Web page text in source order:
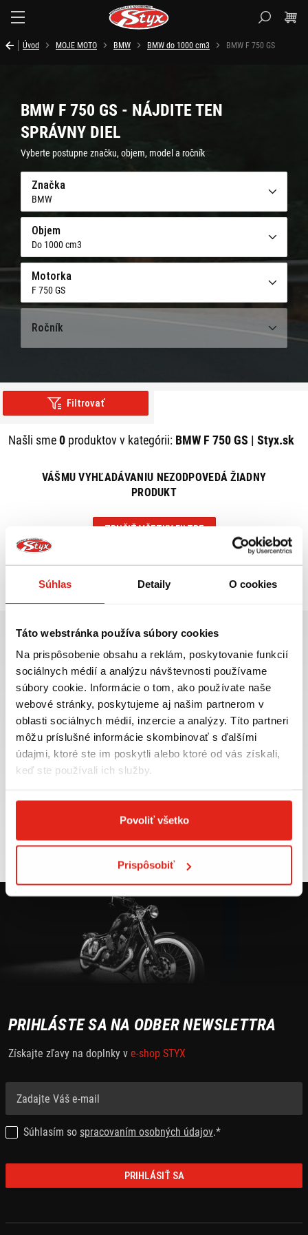
Súhlas Detaily O cookies
Táto webstránka používa súbory cookies
Na prispôsobenie obsahu a reklám, poskytovanie funkcií
sociálnych médií a analýzu návštevnosti používame
súbory cookie. Informácie o tom, ako používate naše
webové stránky, poskytujeme aj našim partnerom v
oblasti sociálnych médií, inzercie a analýzy. Títo partneri
môžu príslušné informácie skombinovať s ďalšími
údajmi, ktoré ste im poskytli alebo ktoré od vás získali,
keď ste používali ich služby.
Povoliť všetko
Prispôsobiť
Úvod MOJE MOTO BMW BMW do 1000 cm3 BMW F 750 GS
BMW F 750 GS - NÁJDITE TEN
SPRÁVNY DIEL
Vyberte postupne značku, objem, model a ročník
Značka
BMW
Objem
Do 1000 cm3
Motorka
F 750 GS
Ročník
Filtrovať
Našli sme0 produktov v kategórii: BMW F 750 GS | Styx.sk
VÁŠMU VYHĽADÁVANIU NEZODPOVEDÁ ŽIADNY
PRODUKT
ZRUŠIŤ VŠETKY FILTRE
Najväčší výber moto
príslušenstva ihneď k
odberu
VIAC INFO
Doprava ZADARMO pre
objednávky nad 50€ v rámci
SR
VIAC INFO
VIAC INFO VIAC INFO
PRIHLÁSTE SA NA ODBER NEWSLETTRA
Získajte zľavy na doplnky v e-shop STYX
Súhlasím so spracovaním osobných údajov.*
PRIHLÁSIŤ SA